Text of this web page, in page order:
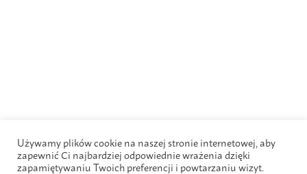
Używamy plików cookie na naszej stronie internetowej, aby
zapewnić Ci najbardziej odpowiednie wrażenia dzięki
zapamiętywaniu Twoich preferencji i powtarzaniu wizyt.